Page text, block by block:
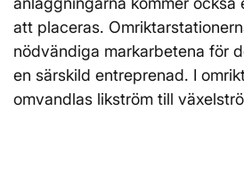
att placeras.
nödvändiga markarbetena för
en särskild entreprenad. I
omvandlas likström till